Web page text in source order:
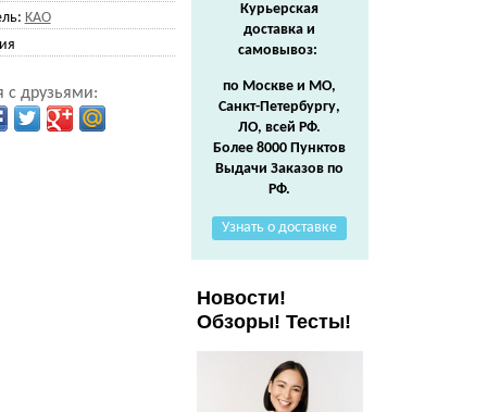
KAO
с друзьями:
Курьерская
доставка и
самовывоз:
по Москве и МО,
Санкт-Петербургу,
ЛО, всей РФ.
Более 8000 Пунктов
Выдачи Заказов по
РФ.
Узнать о доставке
Новости!
Обзоры! Тесты!